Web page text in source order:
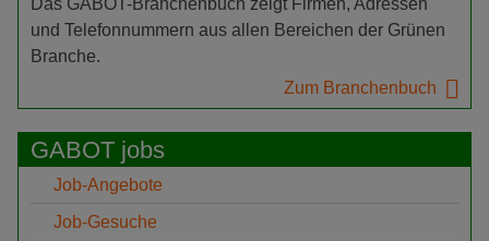
Das GABOT-Branchenbuch zeigt Firmen, Adressen
und Telefonnummern aus allen Bereichen der Grünen
Branche.
Zum Branchenbuch
GABOT jobs
Job-Angebote
Job-Gesuche